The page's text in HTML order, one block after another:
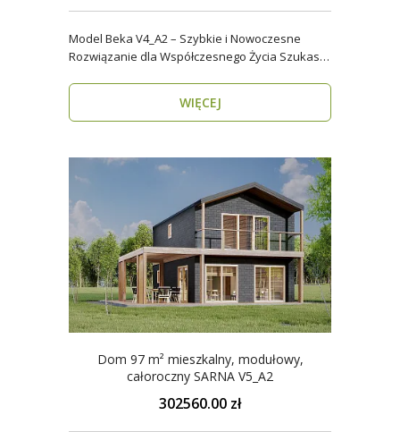
Model Beka V4_A2 – Szybkie i Nowoczesne
Rozwiązanie dla Współczesnego Życia Szukasz
WIĘCEJ
Dom 97 m² mieszkalny, modułowy,
całoroczny SARNA V5_A2
302560.00 zł